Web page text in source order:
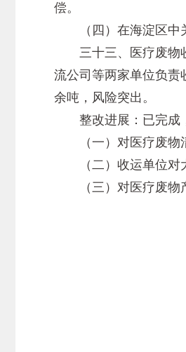
偿。
（四）在海淀区中关
三十三、医疗废物收
流公司等两家单位负责
余吨，风险突出。
整改进展：已完成，
（一）对医疗废物清
（二）收运单位对大
（三）对医疗废物产